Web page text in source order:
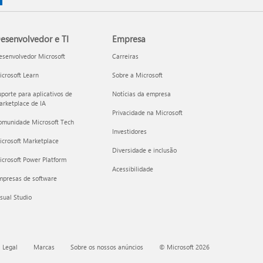
e TI
Microsoft
Learn
para aplicativos de
de IA
Microsoft Tech
Marketplace
Power Platform
de software
Studio
Empresa
Carreiras
Sobre a Microsoft
Notícias da empresa
Privacidade na Microsoft
Investidores
Diversidade e inclusão
Acessibilidade
Marcas Sobre os nossos anúncios © Microsoft 2026